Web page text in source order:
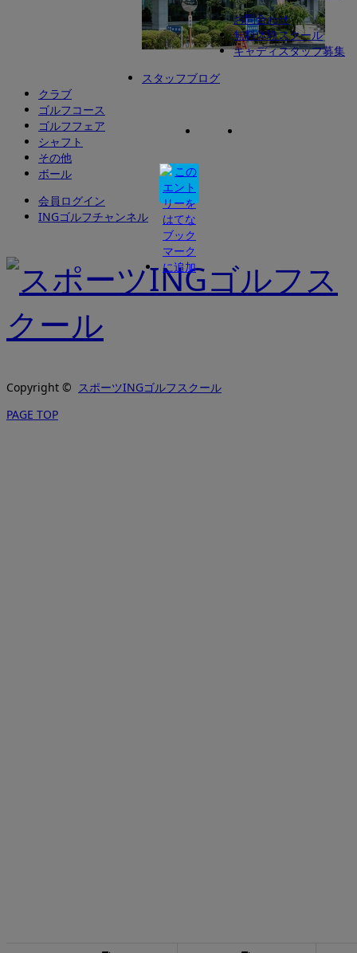
お問合わせ
無料体験スクール
キャディスタッフ募集
スタッフブログ
クラブ
ゴルフコース
ゴルフフェア
シャフト
その他
ボール
会員ログイン
INGゴルフチャンネル
Copyright © スポーツINGゴルフスクール
PAGE TOP